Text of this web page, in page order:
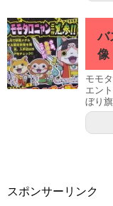
バ
像
モモ
エン
ぼり
スポンサーリンク